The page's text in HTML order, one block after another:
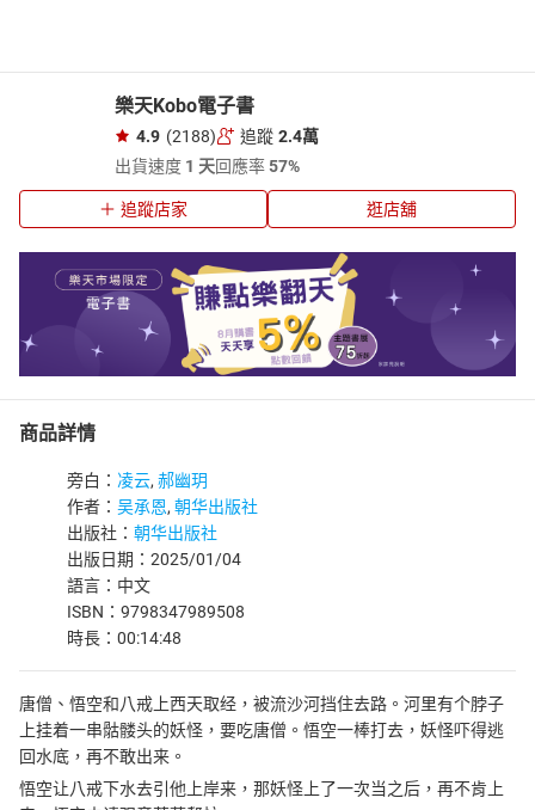
樂天Kobo電子書
4.9 (2188) 追蹤 2.4萬
出貨速度 1 天回應率57%
追蹤店家 逛店舖
商品詳情
旁白： 凌云, 郝幽玥
作者： 吴承恩, 朝华出版社
出版社： 朝华出版社
出版日期：2025/01/04
語言：中文
ISBN：9798347989508
時長：00:14:48
唐僧、悟空和八戒上西天取经，被流沙河挡住去路。河里有个脖子
上挂着一串骷髅头的妖怪，要吃唐僧。悟空一棒打去，妖怪吓得逃
回水底，再不敢出来。
悟空让八戒下水去引他上岸来，那妖怪上了一次当之后，再不肯上